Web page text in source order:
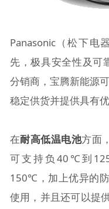
Panasonic（松下电
先，极具安全性及可
分销商，宝腾新能源
稳定供货并提供具有优
在耐高低温电池方面
可支持负40℃到
150℃，加上优异的防
使用，并且还可以提